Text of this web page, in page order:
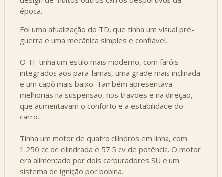
época.
Foi uma atualização do TD, que tinha um visual pré-
guerra e uma mecânica simples e confiável.
O TF tinha um estilo mais moderno, com faróis
integrados aos para-lamas, uma grade mais inclinada
e um capô mais baixo. Também apresentava
melhorias na suspensão, nos travões e na direção,
que aumentavam o conforto e a estabilidade do
carro.
Tinha um motor de quatro cilindros em linha, com
1.250 cc de cilindrada e 57,5 cv de potência. O motor
era alimentado por dois carburadores SU e um
sistema de ignição por bobina.